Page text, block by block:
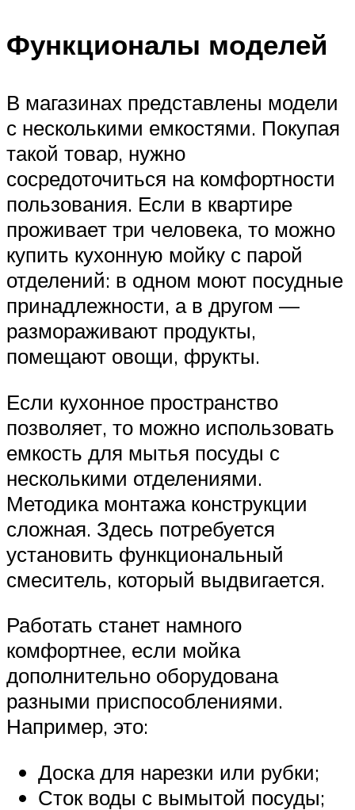
Функционалы моделей
В магазинах представлены модели
с несколькими емкостями. Покупая
такой товар, нужно
сосредоточиться на комфортности
пользования. Если в квартире
проживает три человека, то можно
купить кухонную мойку с парой
отделений: в одном моют посудные
принадлежности, а в другом —
размораживают продукты,
помещают овощи, фрукты.
Если кухонное пространство
позволяет, то можно использовать
емкость для мытья посуды с
несколькими отделениями.
Методика монтажа конструкции
сложная. Здесь потребуется
установить функциональный
смеситель, который выдвигается.
Работать станет намного
комфортнее, если мойка
дополнительно оборудована
разными приспособлениями.
Например, это:
Доска для нарезки или рубки;
Сток воды с вымытой посуды;